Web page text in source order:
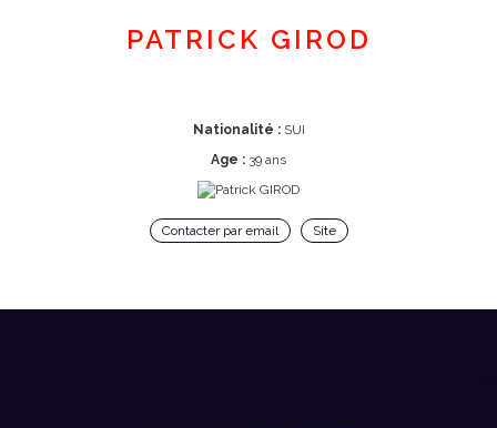
PATRICK GIROD
Nationalité :SUI
Age : 39 ans
Contacter par email Site